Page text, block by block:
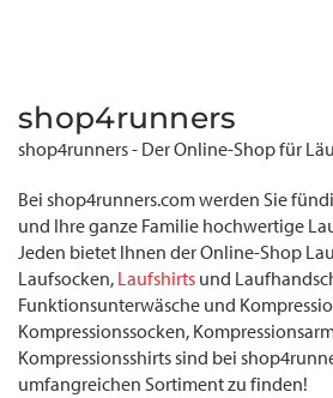
shop4runners
shop4runners - Der Online-Shop für
Bei shop4runners.com werden Sie
und Ihre ganze Familie hochwertige
Jeden bietet Ihnen der Online-Shop
Laufsocken, Laufshirts und
Funktionsunterwäsche und
Kompressionssocken,
Kompressionsshirts sind bei
umfangreichen Sortiment zu finden!